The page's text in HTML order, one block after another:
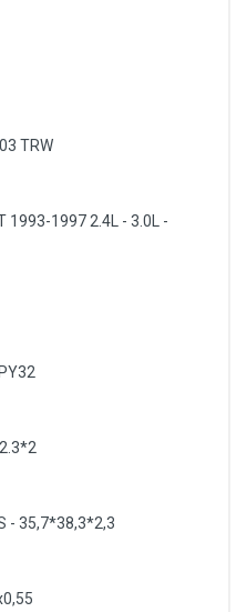
TRW
1993-1997 2.4L - 3.0L -
- 35,7*38,3*2,3